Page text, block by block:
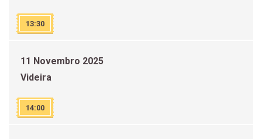
13:30
11 Novembro 2025
Videira
14:00